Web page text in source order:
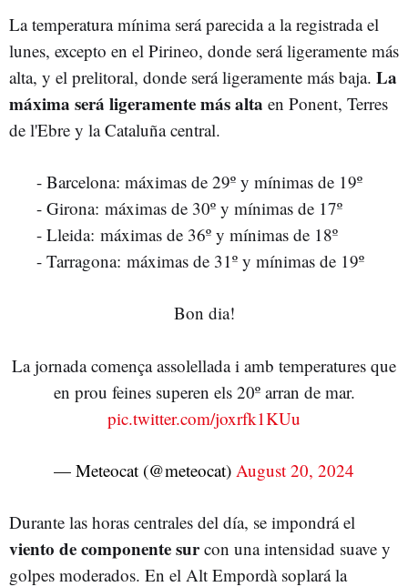
La temperatura mínima será parecida a la registrada el
lunes, excepto en el Pirineo, donde será ligeramente más
alta, y el prelitoral, donde será ligeramente más baja. La
máxima será ligeramente más alta en Ponent, Terres
de l'Ebre y la Cataluña central.
- Barcelona: máximas de 29º y mínimas de 19º
- Girona: máximas de 30º y mínimas de 17º
- Lleida: máximas de 36º y mínimas de 18º
- Tarragona: máximas de 31º y mínimas de 19º
Bon dia!
La jornada comença assolellada i amb temperatures que
en prou feines superen els 20º arran de mar.
pic.twitter.com/joxrfk1KUu
— Meteocat (@meteocat) August 20, 2024
Durante las horas centrales del día, se impondrá el
viento de componente surcon una intensidad suave y
golpes moderados. En el Alt Empordà soplará la